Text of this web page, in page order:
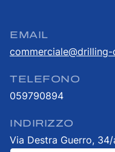
EMAIL
commerciale@drilling-
TELEFONO
059790894
INDIRIZZO
Via Destra Guerro,